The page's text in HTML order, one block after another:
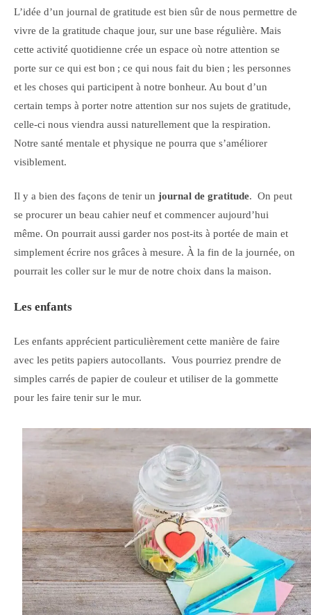
L’idée d’un journal de gratitude est bien sûr de nous permettre de
vivre de la gratitude chaque jour, sur une base régulière. Mais
cette activité quotidienne crée un espace où notre attention se
porte sur ce qui est bon ; ce qui nous fait du bien ; les personnes
et les choses qui participent à notre bonheur. Au bout d’un
certain temps à porter notre attention sur nos sujets de gratitude,
celle-ci nous viendra aussi naturellement que la respiration.
Notre santé mentale et physique ne pourra que s’améliorer
visiblement.
Il y a bien des façons de tenir un journal de gratitude. On peut
se procurer un beau cahier neuf et commencer aujourd’hui
même. On pourrait aussi garder nos post-its à portée de main et
simplement écrire nos grâces à mesure. À la fin de la journée, on
pourrait les coller sur le mur de notre choix dans la maison.
Les enfants
Les enfants apprécient particulièrement cette manière de faire
avec les petits papiers autocollants. Vous pourriez prendre de
simples carrés de papier de couleur et utiliser de la gommette
pour les faire tenir sur le mur.